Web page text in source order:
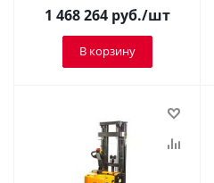
1 468 264 руб./шт
В корзину